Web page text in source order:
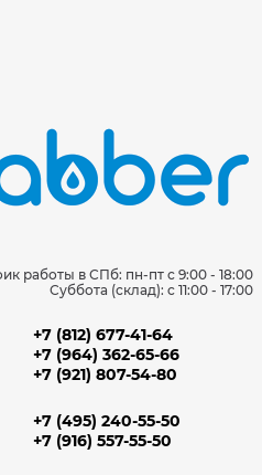
работы в СПб: пн-пт с 9:00 - 18:00
Суббота (склад): c 11:00 - 17:00
+7 (812) 677-41-64
+7 (964) 362-65-66
+7 (921) 807-54-80
+7 (495) 240-55-50
+7 (916) 557-55-50